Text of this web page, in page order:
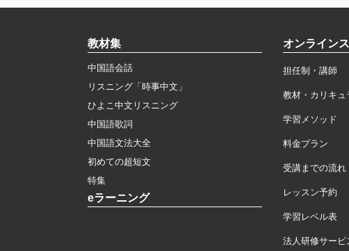
教材集
中国語会話
リスニング「時事中文」
ひよこ中文リスニング
中国語歌詞
中国語文法大全
初めての超短文
特集
eラーニング
オンライン
担任制・講師
教材・カリキュ
学習メソッド
料金プラン
受講までの流れ
レッスン予約
学習レベル表
法人研修サービ